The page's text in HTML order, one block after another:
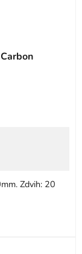
Zdvih: 20